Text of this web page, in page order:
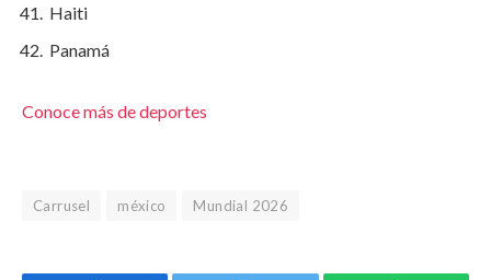
Haiti
Panamá
Conoce más de deportes
Carrusel méxico Mundial 2026